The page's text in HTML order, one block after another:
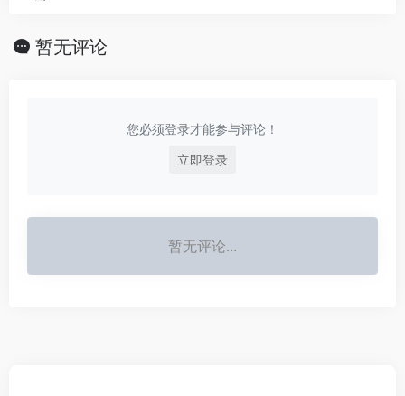
暂无评论
您必须登录才能参与评论！
立即登录
暂无评论...